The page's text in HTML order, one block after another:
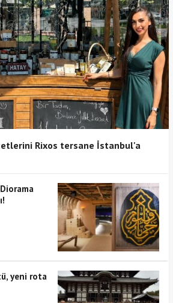
Rixos tersane İstanbul'a
yeni rota